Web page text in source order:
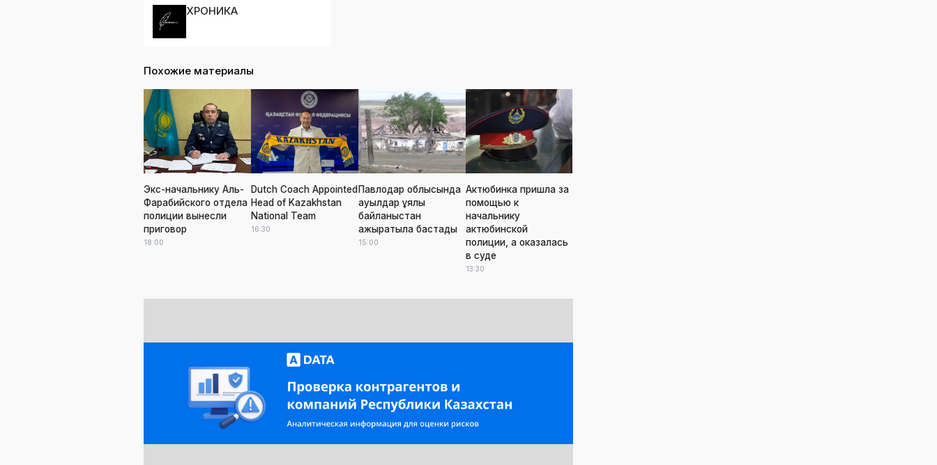
ХРОНИКА
Похожие материалы
Экс-начальнику Аль-
Фарабийского отдела
полиции вынесли
приговор
18:00
Dutch Coach Appointed
Head of Kazakhstan
National Team
16:30
Павлодар облысында
ауылдар ұялы
байланыстан
ажыратыла бастады
15:00
Актюбинка пришла за
помощью к
начальнику
актюбинской
полиции, а оказалась
в суде
13:30